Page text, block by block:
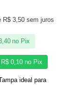
R$3,50sem juros
no Pix
R$0,10no Pix
ideal para